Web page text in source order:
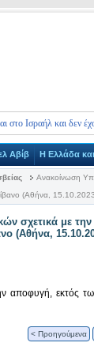
και δεν
Αβίβ Η Ελλάδα
Ανακοίνωση
(Αθήνα,
σχετικά με
(Αθήνα,
αποφυγή, εκτός
< Προηγούμενα